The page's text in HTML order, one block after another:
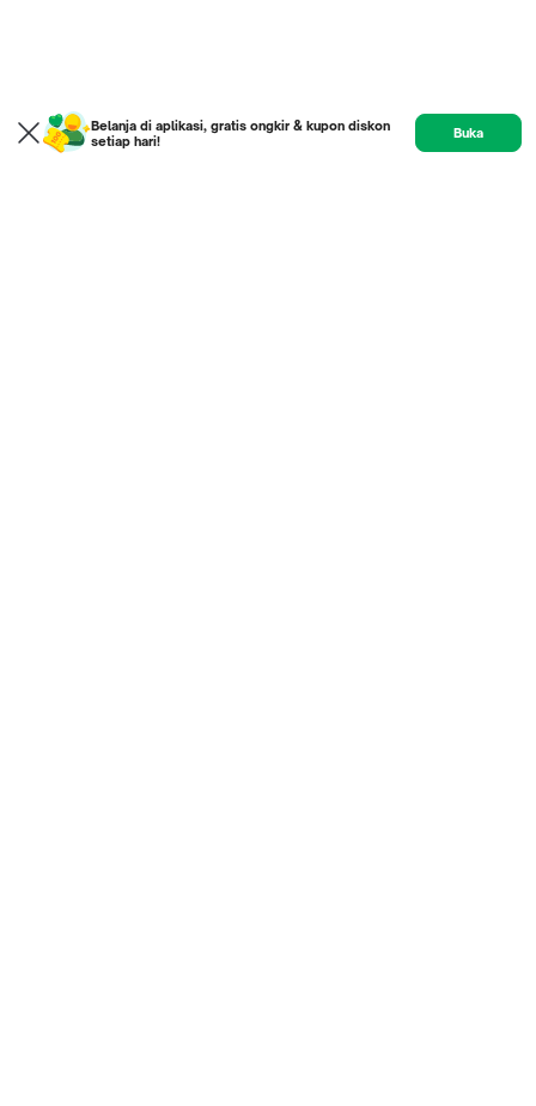
Belanja di aplikasi, gratis ongkir & kupon diskon
setiap hari!
Buka